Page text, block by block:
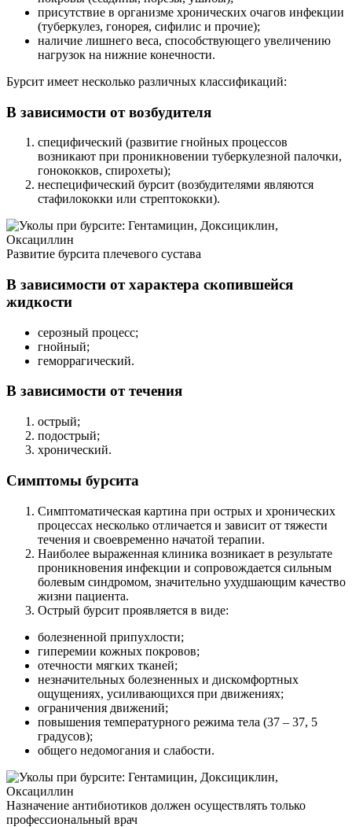
присутствие в организме хронических очагов инфекции
(туберкулез, гонорея, сифилис и прочие);
наличие лишнего веса, способствующего увеличению
нагрузок на нижние конечности.
Бурсит имеет несколько различных классификаций:
В зависимости от возбудителя
специфический (развитие гнойных процессов
возникают при проникновении туберкулезной палочки,
гонококков, спирохеты);
неспецифический бурсит (возбудителями являются
стафилококки или стрептококки).
Развитие бурсита плечевого сустава
В зависимости от характера скопившейся
жидкости
серозный процесс;
гнойный;
геморрагический.
В зависимости от течения
острый;
подострый;
хронический.
Симптомы бурсита
Симптоматическая картина при острых и хронических
процессах несколько отличается и зависит от тяжести
течения и своевременно начатой терапии.
Наиболее выраженная клиника возникает в результате
проникновения инфекции и сопровождается сильным
болевым синдромом, значительно ухудшающим качество
жизни пациента.
Острый бурсит проявляется в виде:
болезненной припухлости;
гиперемии кожных покровов;
отечности мягких тканей;
незначительных болезненных и дискомфортных
ощущениях, усиливающихся при движениях;
ограничения движений;
повышения температурного режима тела (37 – 37, 5
градусов);
общего недомогания и слабости.
Назначение антибиотиков должен осуществлять только
профессиональный врач